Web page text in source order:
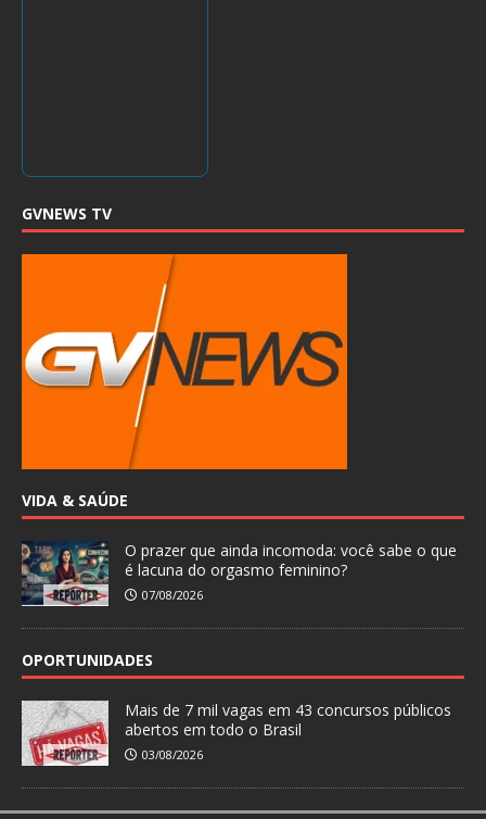
GVNEWS TV
VIDA & SAÚDE
O prazer que ainda incomoda: você sabe o que
é lacuna do orgasmo feminino?
07/08/2026
OPORTUNIDADES
Mais de 7 mil vagas em 43 concursos públicos
abertos em todo o Brasil
03/08/2026